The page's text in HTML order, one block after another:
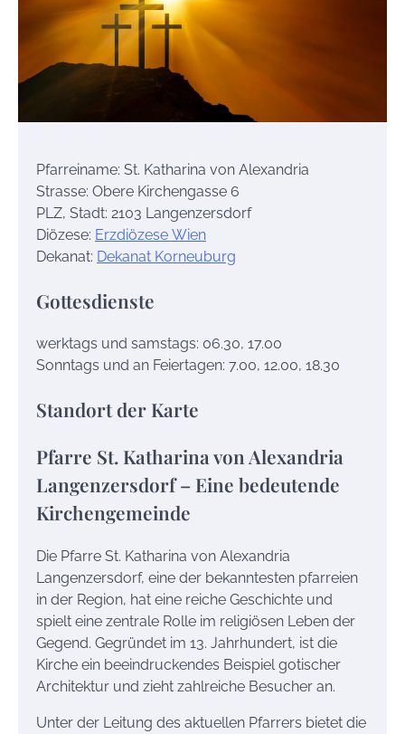
Pfarreiname: St. Katharina von Alexandria
Strasse: Obere Kirchengasse 6
PLZ, Stadt: 2103 Langenzersdorf
Diözese: Erzdiözese Wien
Dekanat: Dekanat Korneuburg
Gottesdienste
werktags und samstags: 06.30, 17.00
Sonntags und an Feiertagen: 7.00, 12.00, 18.30
Standort der Karte
Pfarre St. Katharina von Alexandria
Langenzersdorf – Eine bedeutende
Kirchengemeinde
Die Pfarre St. Katharina von Alexandria
Langenzersdorf, eine der bekanntesten pfarreien
in der Region, hat eine reiche Geschichte und
spielt eine zentrale Rolle im religiösen Leben der
Gegend. Gegründet im 13. Jahrhundert, ist die
Kirche ein beeindruckendes Beispiel gotischer
Architektur und zieht zahlreiche Besucher an.
Unter der Leitung des aktuellen Pfarrers bietet die